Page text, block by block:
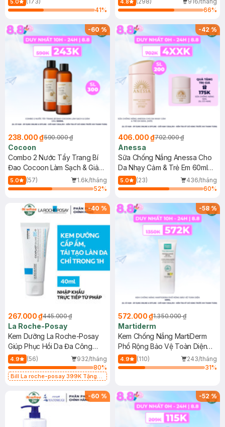
5.0
41%
4.8
66%
-60%
238.000 ₫590.000 ₫
Cocoon
Combo 2 Nước Tẩy Trang Bí
Đao Cocoon Làm Sạch & Giảm
Dầu 500ml
5.0 (57)
1.6k/tháng
52%
-42%
406.000 ₫702.000 ₫
Anessa
Sữa Chống Nắng Anessa Cho
Da Nhạy Cảm & Trẻ Em 60ml
(Mới)
5.0 (23)
436/tháng
60%
-40 %
267.000 ₫445.000 ₫
La Roche-Posay
Kem Dưỡng La Roche-Posay
Giúp Phục Hồi Da Đa Công
Dụng 40ml
4.9 (56)
932/tháng
80%
Bill La roche-posay 399K Tặng
(SL có hạn)
-58%
572.000 ₫1.350.000 ₫
Martiderm
Kem Chống Nắng MartiDerm
Phổ Rộng Bảo Vệ Toàn Diện
40ml
4.9 (110)
243/tháng
31%
-60 % -52%